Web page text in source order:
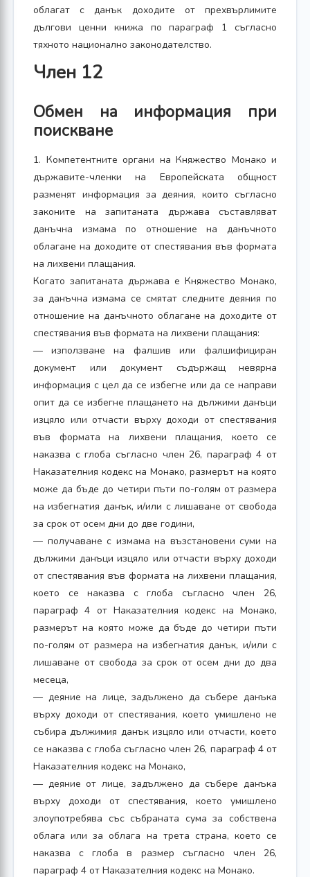
облагат с данък доходите от прехвърлимите
дългови ценни книжа по параграф 1 съгласно
тяхното национално законодателство.
Член 12
Обмен на информация при
поискване
1. Компетентните органи на Княжество Монако и
държавите-членки на Европейската общност
разменят информация за деяния, които съгласно
законите на запитаната държава съставляват
данъчна измама по отношение на данъчното
облагане на доходите от спестявания във формата
на лихвени плащания.
Когато запитаната държава е Княжество Монако,
за данъчна измама се смятат следните деяния по
отношение на данъчното облагане на доходите от
спестявания във формата на лихвени плащания:
— използване на фалшив или фалшифициран
документ или документ съдържащ невярна
информация с цел да се избегне или да се направи
опит да се избегне плащането на дължими данъци
изцяло или отчасти върху доходи от спестявания
във формата на лихвени плащания, което се
наказва с глоба съгласно член 26, параграф 4 от
Наказателния кодекс на Монако, размерът на която
може да бъде до четири пъти по-голям от размера
на избегнатия данък, и/или с лишаване от свобода
за срок от осем дни до две години,
— получаване с измама на възстановени суми на
дължими данъци изцяло или отчасти върху доходи
от спестявания във формата на лихвени плащания,
което се наказва с глоба съгласно член 26,
параграф 4 от Наказателния кодекс на Монако,
размерът на която може да бъде до четири пъти
по-голям от размера на избегнатия данък, и/или с
лишаване от свобода за срок от осем дни до два
месеца,
— деяние на лице, задължено да събере данъка
върху доходи от спестявания, което умишлено не
събира дължимия данък изцяло или отчасти, което
се наказва с глоба съгласно член 26, параграф 4 от
Наказателния кодекс на Монако,
— деяние от лице, задължено да събере данъка
върху доходи от спестявания, което умишлено
злоупотребява със събраната сума за собствена
облага или за облага на трета страна, което се
наказва с глоба в размер съгласно член 26,
параграф 4 от Наказателния кодекс на Монако.